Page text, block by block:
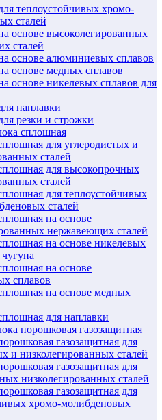
теплоустойчивых хромо-
сталей
основе высоколегированных
сталей
основе алюминиевых сплавов
основе медных сплавов
основе никелевых сплавов для
наплавки
резки и строжки
сплошная
для углеродистых и
сталей
для высокопрочных
сталей
для теплоустойчивых
сталей
на основе
нержавеющих сталей
на основе никелевых
на основе
сплавов
на основе медных
для наплавки
порошковая газозащитная
газозащитная для
и низколегированных сталей
газозащитная для
низколегированных сталей
газозащитная для
хромо-молибденовых